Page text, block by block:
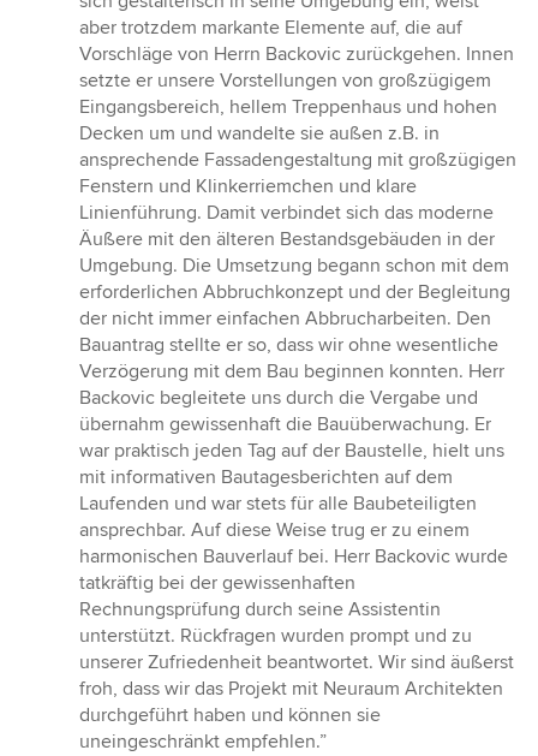
aber trotzdem markante Elemente auf, die auf
Vorschläge von Herrn Backovic zurückgehen. Innen
setzte er unsere Vorstellungen von großzügigem
Eingangsbereich, hellem Treppenhaus und hohen
Decken um und wandelte sie außen z.B. in
ansprechende Fassadengestaltung mit großzügigen
Fenstern und Klinkerriemchen und klare
Linienführung. Damit verbindet sich das moderne
Äußere mit den älteren Bestandsgebäuden in der
Umgebung. Die Umsetzung begann schon mit dem
erforderlichen Abbruchkonzept und der Begleitung
der nicht immer einfachen Abbrucharbeiten. Den
Bauantrag stellte er so, dass wir ohne wesentliche
Verzögerung mit dem Bau beginnen konnten. Herr
Backovic begleitete uns durch die Vergabe und
übernahm gewissenhaft die Bauüberwachung. Er
war praktisch jeden Tag auf der Baustelle, hielt uns
mit informativen Bautagesberichten auf dem
Laufenden und war stets für alle Baubeteiligten
ansprechbar. Auf diese Weise trug er zu einem
harmonischen Bauverlauf bei. Herr Backovic wurde
tatkräftig bei der gewissenhaften
Rechnungsprüfung durch seine Assistentin
unterstützt. Rückfragen wurden prompt und zu
unserer Zufriedenheit beantwortet. Wir sind äußerst
froh, dass wir das Projekt mit Neuraum Architekten
durchgeführt haben und können sie
uneingeschränkt empfehlen.”